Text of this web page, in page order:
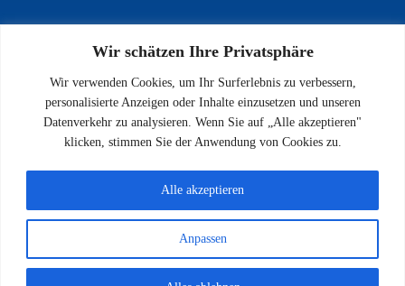
Wir schätzen Ihre Privatsphäre
Wir verwenden Cookies, um Ihr Surferlebnis zu verbessern,
personalisierte Anzeigen oder Inhalte einzusetzen und unseren
Datenverkehr zu analysieren. Wenn Sie auf „Alle akzeptieren"
klicken, stimmen Sie der Anwendung von Cookies zu.
Anpassen
Alle akzeptieren
INFOS
Impressum
Datenschutz
Kontakt
© 2026 SV 1923 Enkenbach e.V.